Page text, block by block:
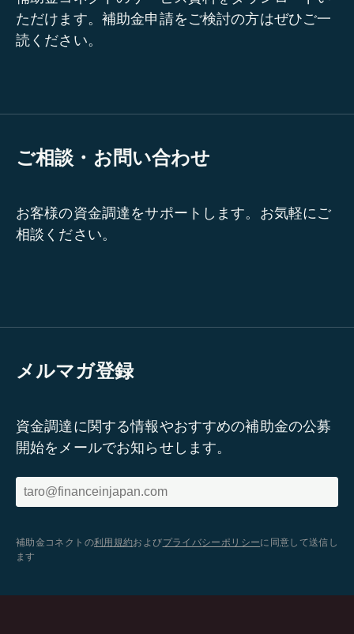
ただけます。補助金申請をご検討の方はぜひご一
読ください。
ご相談・お問い合わせ
お客様の資金調達をサポートします。お気軽にご
相談ください。
メルマガ登録
資金調達に関する情報やおすすめの補助金の公募
開始をメールでお知らせします。
補助金コネクトの利用規約およびプライバシーポリシーに同意して送信し
ます